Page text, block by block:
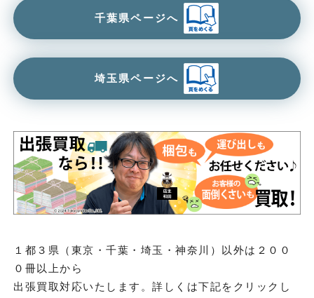
千葉県ページへ
埼玉県ページへ
１都３県（東京・千葉・埼玉・神奈川）以外は２００
０冊以上から
出張買取対応いたします。詳しくは下記をクリックし